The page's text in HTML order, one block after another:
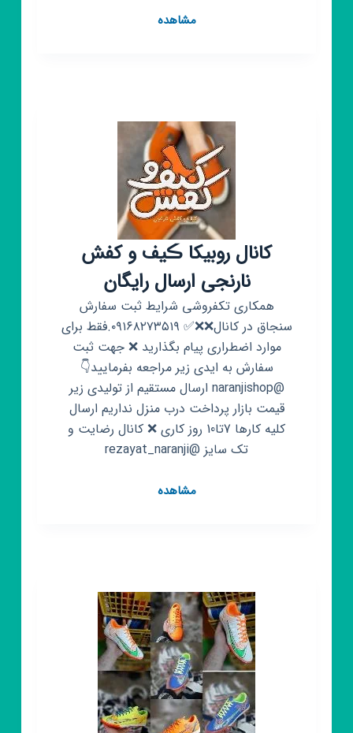
مشاهدهکانال
اسپرت
💥
💥
کانال روبیکا ڪیف و کفش
نارنجی ارسال رایگان
همکاری تکفروشی شرایط ثبت سفارش
سنجاق در کانال❌❌✅ ٠۹۱۶۸۲۷۳۵۱۹.فقط برای
موارد اضطراری پیام بگذارید ❌ جهت ثبت
سفارش به ایدی زیر مراجعه بفرمایید👇
@naranjishop ارسال مستقیم از تولیدی زیر
قیمت بازار پرداخت درب منزل نداریم ارسال
کلیه کارها 7تا10 روز کاری ❌ کانال رضایت و
تک سایز @rezayat_naranji
مشاهدهکانال
ارسال
رایگان